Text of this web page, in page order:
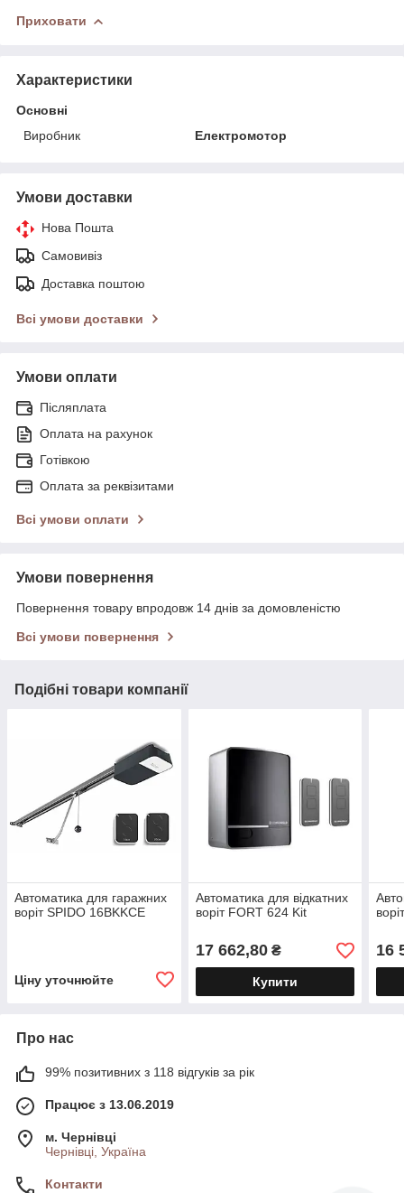
Приховати
Характеристики
Основні
Виробник
Електромотор
Умови доставки
Нова Пошта
Самовивіз
Доставка поштою
Всі умови доставки
Умови оплати
Післяплата
Оплата на рахунок
Готівкою
Оплата за реквізитами
Всі умови оплати
Умови повернення
Повернення товару впродовж 14 днів за домовленістю
Всі умови повернення
Подібні товари компанії
Автоматика для гаражних
воріт SPIDO 16BKKCE
Ціну уточнюйте
Автоматика для відкатних
воріт FORT 624 Kit
17 662,80₴
Купити
16
Про нас
99% позитивних з 118 відгуків за рік
Працює з 13.06.2019
м. Чернівці
Чернівці, Україна
Контакти